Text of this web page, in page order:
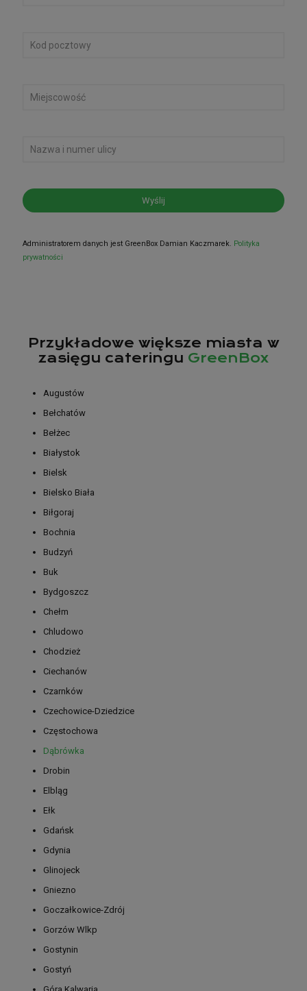
Administratorem danych jest GreenBox Damian Kaczmarek. Polityka
prywatności
Przykładowe większe miasta w
zasięgu cateringu GreenBox
Augustów
Bełchatów
Bełżec
Białystok
Bielsk
Bielsko Biała
Biłgoraj
Bochnia
Budzyń
Buk
Bydgoszcz
Chełm
Chludowo
Chodzież
Ciechanów
Czarnków
Czechowice-Dziedzice
Częstochowa
Dąbrówka
Drobin
Elbląg
Ełk
Gdańsk
Gdynia
Glinojeck
Gniezno
Goczałkowice-Zdrój
Gorzów Wlkp
Gostynin
Gostyń